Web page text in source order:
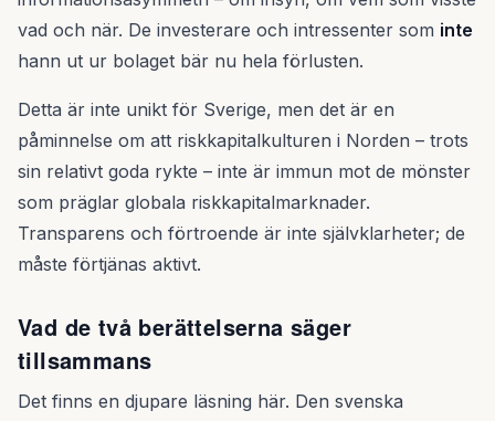
vad och när. De investerare och intressenter som inte
hann ut ur bolaget bär nu hela förlusten.
Detta är inte unikt för Sverige, men det är en
påminnelse om att riskkapitalkulturen i Norden – trots
sin relativt goda rykte – inte är immun mot de mönster
som präglar globala riskkapitalmarknader.
Transparens och förtroende är inte självklarheter; de
måste förtjänas aktivt.
Vad de två berättelserna säger
tillsammans
Det finns en djupare läsning här. Den svenska